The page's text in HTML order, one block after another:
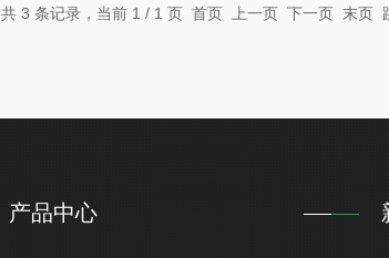
共 3 条记录，当前 1 / 1 页 首页 上一页 下一页 末页
产品中心